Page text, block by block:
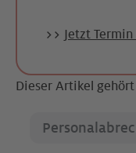
>> Jetzt
Dieser Artikel gehört